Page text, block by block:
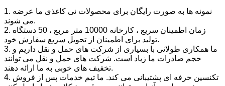
1. نمونه ها به صورت رایگان برای محصولات نی کاغذی ما عرضه
می شوند.
2. زمان اطمینان سریع ، کارخانه 10000 متر مربع ، 50 دستگاه
تولید برای اطمینان از تحویل سریع سفارش خود.
3. ما همکاری طولانی با بسیاری از شرکت های حمل و نقل داریم و
حجم صادرات ما زیاد است. شرکت های حمل و نقل می توانند
تخفیف های خوبی به ما ارائه دهند.
4. تکنسین حرفه ای پشتیبانی می کند. ما تیم خدمات پس از فروش